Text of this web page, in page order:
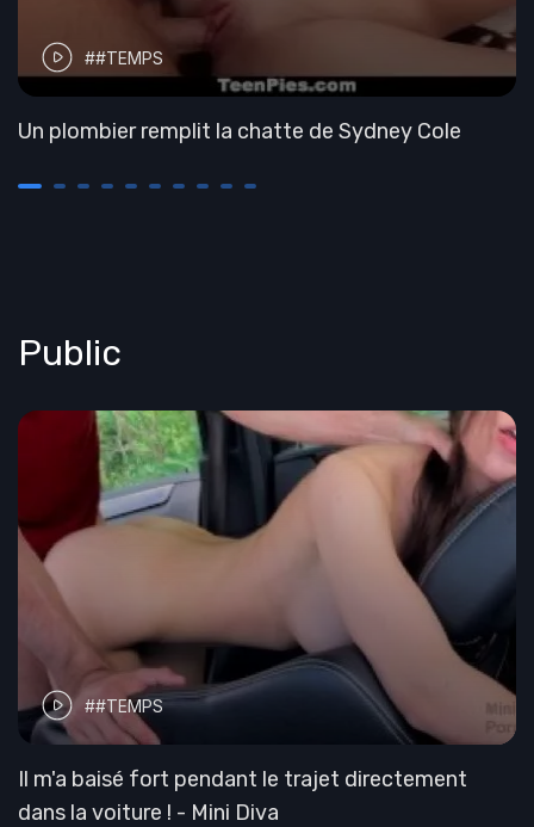
##TEMPS
Un plombier remplit la chatte de Sydney Cole
Public
##TEMPS
Il m'a baisé fort pendant le trajet directement
dans la voiture ! - Mini Diva